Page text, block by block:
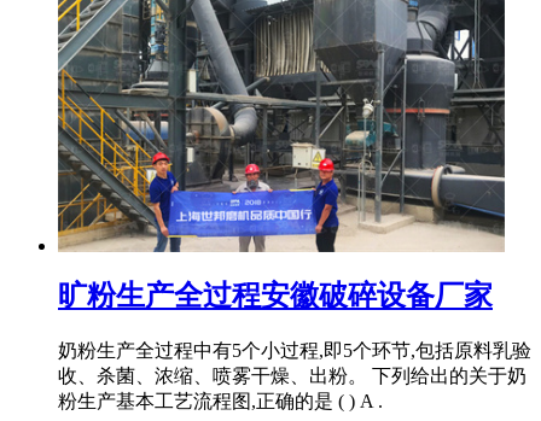
旷粉生产全过程安徽破碎设备厂家
奶粉生产全过程中有5个小过程,即5个环节,包括原料乳验
收、杀菌、浓缩、喷雾干燥、出粉。 下列给出的关于奶
粉生产基本工艺流程图,正确的是 ( ) A .